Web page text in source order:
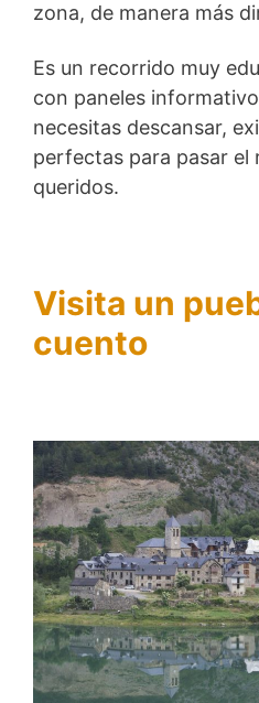
zona, de manera más
Es un recorrido muy
con paneles
necesitas descansar,
perfectas para pasar el
queridos.
Visita un
cuento